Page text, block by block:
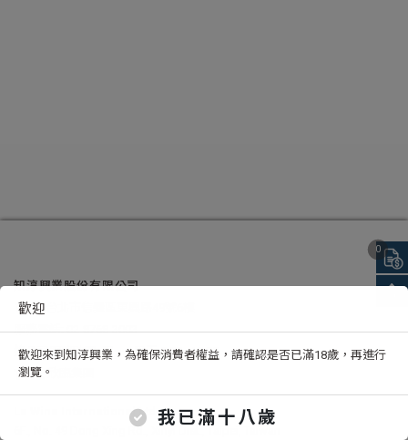
歡迎
歡迎來到知淳興業，為確保消費者權益，請確認是否已滿18歲，再進行
瀏覽。
我已滿十八歲
知淳興業股份有限公司
11070台北市信義區東興路49號6樓
服務電話:02-8768-3003
總公司服務時間: 周一~周五 9:00~18:00
欣臨集團
Le Wine International Ltd.
6F., No. 49 Dong Xing Rd., Xinyi Dist., Taipei, Taiwan
0